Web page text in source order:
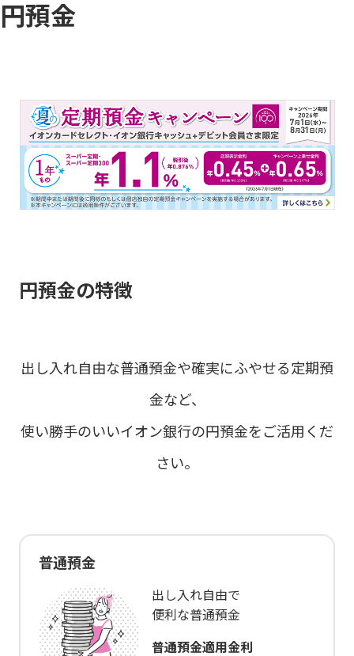
円預金
円預金の特徴
出し入れ自由な普通預金や確実にふやせる定期預
金など、
使い勝手のいいイオン銀行の円預金をご活用くだ
さい。
普通預金
出し入れ自由で
便利な普通預金
普通預金適用金利